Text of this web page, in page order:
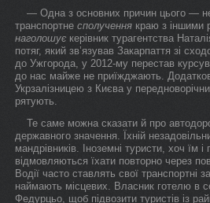
— Одна з основних причин цього —
транспортне сполучення краю з іншими
наголошує керівник турагентства
потяг, який зв’язував Закарпаття зі
до Ужгорода, у 2012-му перестав
до нас майже не приїжджають.
Укрзалізницею з Києва у
рятують.
Те саме можна сказати й про
державного значення. Їхній
мандрівників. Іноземні туристи, хоч їм
відмовляються їхати повторно через
Водії часто ставлять свої транспортні
наймають місцевих. Власник готелю в
Федурцьо, щоб підвозити туристів із